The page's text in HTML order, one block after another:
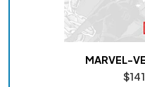
MARVEL-